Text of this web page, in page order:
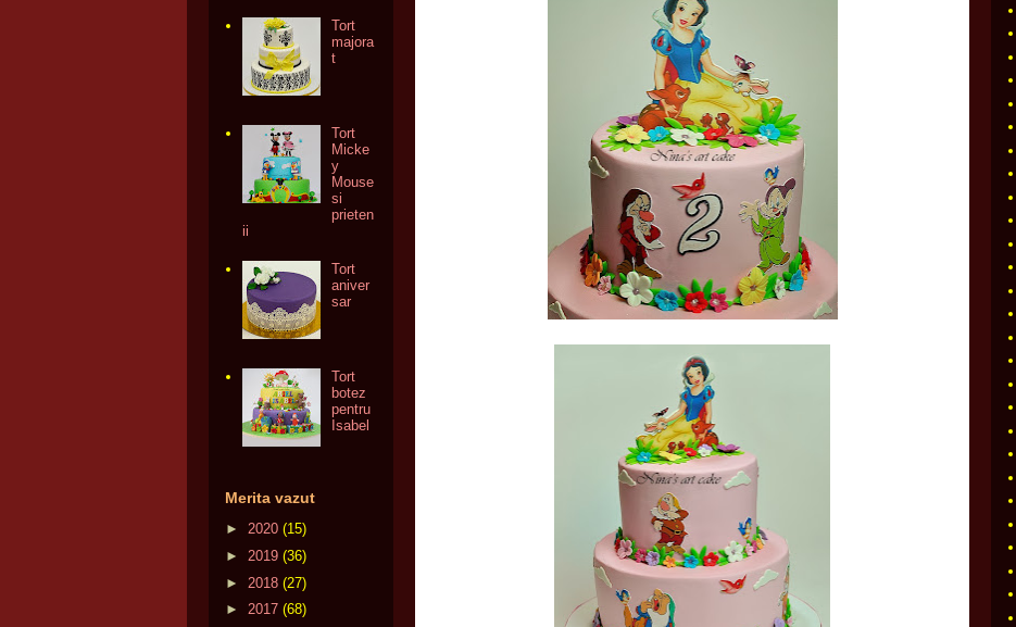
Tort
majora
t
Tort
Micke
y
Mouse
si
prieten
ii
Tort
aniver
sar
Tort
botez
pentru
Isabel
Merita vazut
► 2020 (15)
► 2019 (36)
► 2018 (27)
► 2017 (68)